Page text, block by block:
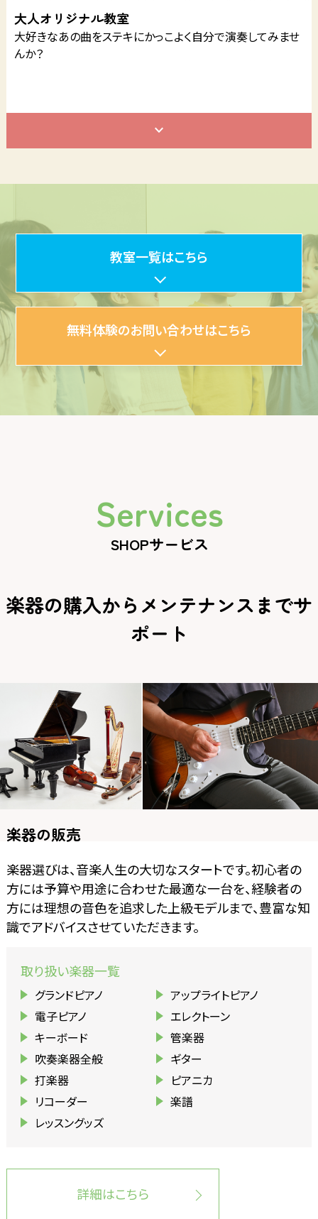
大人オリジナル教室
大好きなあの曲をステキにかっこよく自分で演奏してみませ
んか？
教室一覧はこちら
無料体験のお問い合わせはこちら
Services
楽器の購入からメンテナンスまでサ
ポート
楽器の販売
楽器選びは、音楽人生の大切なスタートです。初心者の
方には予算や用途に合わせた最適な一台を、経験者の
方には理想の音色を追求した上級モデルまで、豊富な知
識でアドバイスさせていただきます。
取り扱い楽器一覧
グランドピアノ
アップライトピアノ
電子ピアノ
エレクトーン
キーボード
管楽器
吹奏楽器全般
ギター
打楽器
ピアニカ
リコーダー
楽譜
レッスングッズ
詳細はこちら